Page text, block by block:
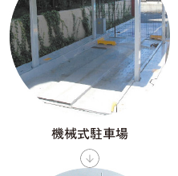
機械式駐車場